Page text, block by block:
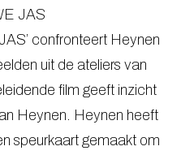
JAS
confronteert Heynen
uit de ateliers van
film geeft inzicht
Heynen. Heynen heeft
speurkaart gemaakt om